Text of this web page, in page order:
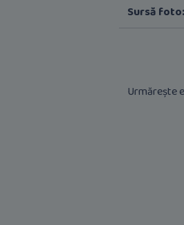
Sursă
Urmărește